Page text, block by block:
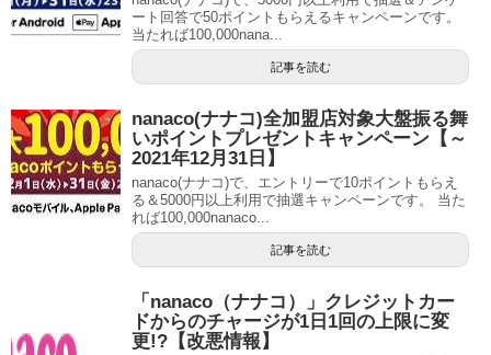
ート回答で50ポイントもらえるキャンペーンです。
当たれば100,000nana...
記事を読む
nanaco(ナナコ)全加盟店対象大盤振る舞
いポイントプレゼントキャンペーン【～
2021年12月31日】
nanaco(ナナコ)で、エントリーで10ポイントもらえ
る＆5000円以上利用で抽選キャンペーンです。 当た
れば100,000nanaco...
記事を読む
「nanaco（ナナコ）」クレジットカー
ドからのチャージが1日1回の上限に変
更!?【改悪情報】